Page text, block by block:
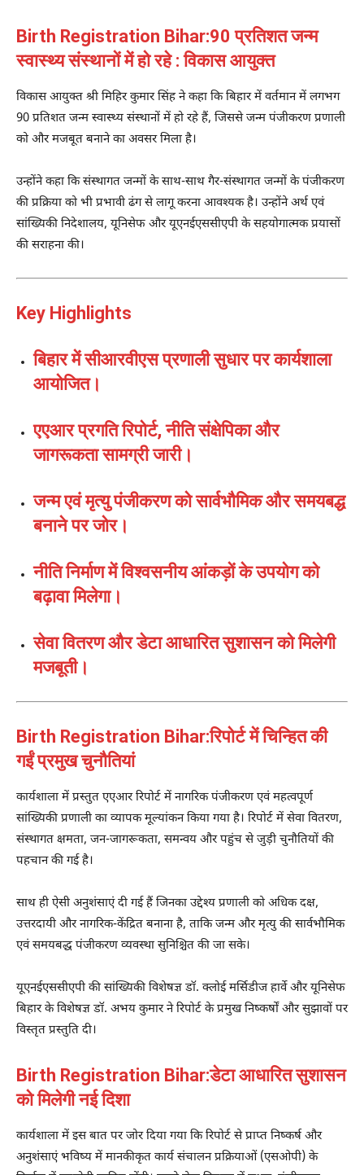
Birth Registration Bihar:90 प्रतिशत जन्म
स्वास्थ्य संस्थानों में हो रहे : विकास आयुक्त
विकास आयुक्त श्री मिहिर कुमार सिंह ने कहा कि बिहार में वर्तमान में लगभग
90 प्रतिशत जन्म स्वास्थ्य संस्थानों में हो रहे हैं, जिससे जन्म पंजीकरण प्रणाली
को और मजबूत बनाने का अवसर मिला है।
उन्होंने कहा कि संस्थागत जन्मों के साथ-साथ गैर-संस्थागत जन्मों के पंजीकरण
की प्रक्रिया को भी प्रभावी ढंग से लागू करना आवश्यक है। उन्होंने अर्थ एवं
सांख्यिकी निदेशालय, यूनिसेफ और यूएनईएससीएपी के सहयोगात्मक प्रयासों
की सराहना की।
Key Highlights
बिहार में सीआरवीएस प्रणाली सुधार पर कार्यशाला
आयोजित।
एएआर प्रगति रिपोर्ट, नीति संक्षेपिका और
जागरूकता सामग्री जारी।
जन्म एवं मृत्यु पंजीकरण को सार्वभौमिक और समयबद्ध
बनाने पर जोर।
नीति निर्माण में विश्वसनीय आंकड़ों के उपयोग को
बढ़ावा मिलेगा।
सेवा वितरण और डेटा आधारित सुशासन को मिलेगी
मजबूती।
Birth Registration Bihar:रिपोर्ट में चिन्हित की
गईं प्रमुख चुनौतियां
कार्यशाला में प्रस्तुत एएआर रिपोर्ट में नागरिक पंजीकरण एवं महत्वपूर्ण
सांख्यिकी प्रणाली का व्यापक मूल्यांकन किया गया है। रिपोर्ट में सेवा वितरण,
संस्थागत क्षमता, जन-जागरूकता, समन्वय और पहुंच से जुड़ी चुनौतियों की
पहचान की गई है।
साथ ही ऐसी अनुशंसाएं दी गई हैं जिनका उद्देश्य प्रणाली को अधिक दक्ष,
उत्तरदायी और नागरिक-केंद्रित बनाना है, ताकि जन्म और मृत्यु की सार्वभौमिक
एवं समयबद्ध पंजीकरण व्यवस्था सुनिश्चित की जा सके।
यूएनईएससीएपी की सांख्यिकी विशेषज्ञ डॉ. क्लोई मर्सिडीज हार्वे और यूनिसेफ
बिहार के विशेषज्ञ डॉ. अभय कुमार ने रिपोर्ट के प्रमुख निष्कर्षों और सुझावों पर
विस्तृत प्रस्तुति दी।
Birth Registration Bihar:डेटा आधारित सुशासन
को मिलेगी नई दिशा
कार्यशाला में इस बात पर जोर दिया गया कि रिपोर्ट से प्राप्त निष्कर्ष और
अनुशंसाएं भविष्य में मानकीकृत कार्य संचालन प्रक्रियाओं (एसओपी) के